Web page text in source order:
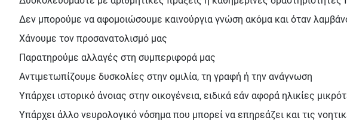
Δεν μπορούμε να αφομοιώσουμε καινούργια γνώση ακόμα και όταν
Χάνουμε τον προσανατολισμό μας
Παρατηρούμε αλλαγές στη συμπεριφορά μας
Αντιμετωπίζουμε δυσκολίες στην ομιλία, τη γραφή ή την ανάγνωση
Υπάρχει ιστορικό άνοιας στην οικογένεια, ειδικά εάν αφορά ηλικίες
Υπάρχει άλλο νευρολογικό νόσημα που μπορεί να επηρεάζει και τις